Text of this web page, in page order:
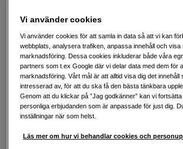
Fri frakt vid köp över 1 500 kronor
Köp nu och betala inom 30 dagar
Personlig service och expertrådgivning
Vi använder cookies
Vi använder cookies för att samla in data så att vi kan
webbplats, analysera trafiken, anpassa innehåll och
marknadsföring. Dessa cookies inkluderar både våra
partners som t.ex Google där vi delar data med dem för
marknadsföring. Vårt mål är att alltid visa dig det innehåll
intresserad av, för att du ska få den bästa tänkbara
Genom att du klickar på ”Jag godkänner” kan vi
personliga erbjudanden som är anpassade för just dig.
inställningar när som helst.
Läs mer om hur vi behandlar cookies och